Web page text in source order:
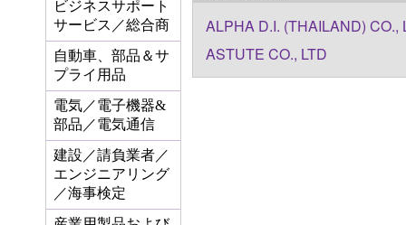
ビジネスサポート
サービス／総合商
自動車、部品＆サ
プライ用品
電気／電子機器&
部品／電気通信
建設／請負業者／
エンジニアリング
／海事検定
ALPHA D.I. (THAILAND) CO.,
ASTUTE CO., LTD